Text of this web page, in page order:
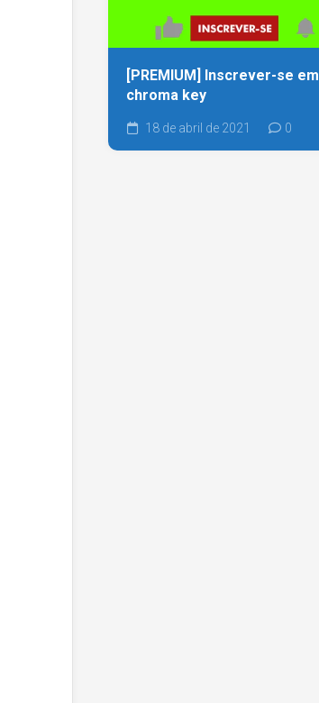
[PREMIUM] Inscrever-se em
chroma key
18 de abril de 2021 0